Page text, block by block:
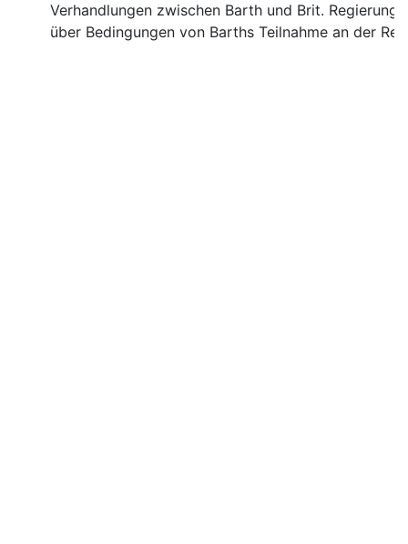
Verhandlungen zwischen Barth und Brit. Regierung
über Bedingungen von Barths Teilnahme an der